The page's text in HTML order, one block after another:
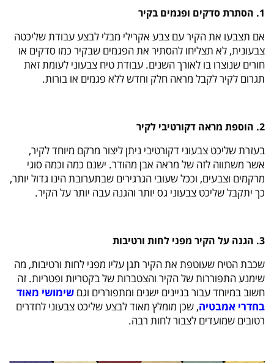
1. הסתרת סדקים ופגמים בקיר
אם תצבעו את הקיר עם צבע אקרילי מבלי לבצע עבודת שליכטה
צבעונית, לא תצליחו להסתיר את הפגמים שבקיר כמו סדקים או
חורים שנוצרו בו לאורך השנים. עבודת טיח צבעוני לעומת זאת
תגרום לקיר לקבל מראה חלק וחדש ללא פגמים או בורות.
2. הוספת מראה דקורטיבי לקיר
בעזרת שליכט צבעוני דקורטיבי ניתן ליצור מרקם מיוחד לקיר,
אשר משתווה לזה של מראה אבן מהודר. ישנם כמה וכמה סוגי
מרקמים וצבעים, וככל שעובי הגרגירים שבתערובת הינו גדול יותר,
כך יתקבל שליכט צבעוני גס יותר והגנה עבה יותר על הקיר.
3. הגנה על הקיר מפני לחות ורטיבות
שכבת הטיח שעוטפת את הקיר תגן עליו מפני לחות ורטיבות, מה
שימנע התפוררות של הקיר והצטברות של בקטריות ופטריות. זה
חשוב במיוחד עבור בניינים ישנים ומתפוררים וגם שימושי מאוד
בחדרי אמבטיה, שכן מומלץ מאוד לבצע שליכט צבעוני לחדרים
רטובים שמועדים לצבור לחות רבה.